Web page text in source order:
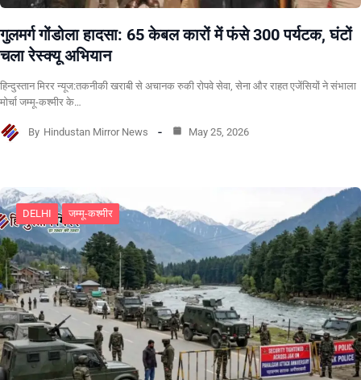
गुलमर्ग गोंडोला हादसा: 65 केबल कारों में फंसे 300 पर्यटक, घंटों
चला रेस्क्यू अभियान
हिन्दुस्तान मिरर न्यूज:तकनीकी खराबी से अचानक रुकी रोपवे सेवा, सेना और राहत एजेंसियों ने संभाला
मोर्चा जम्मू-कश्मीर के…
By Hindustan Mirror News May 25, 2026
DELHI जम्मू-कश्मीर